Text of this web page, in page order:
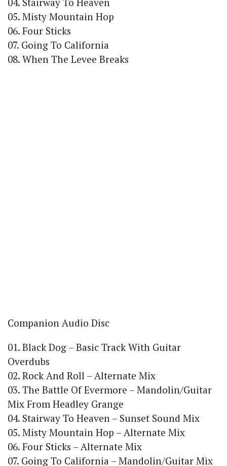
05. Misty Mountain Hop
06. Four Sticks
07. Going To California
08. When The Levee Breaks
Companion Audio Disc
01. Black Dog – Basic Track With Guitar
Overdubs
02. Rock And Roll – Alternate Mix
03. The Battle Of Evermore – Mandolin/Guitar
Mix From Headley Grange
04. Stairway To Heaven – Sunset Sound Mix
05. Misty Mountain Hop – Alternate Mix
06. Four Sticks – Alternate Mix
07. Going To California – Mandolin/Guitar Mix